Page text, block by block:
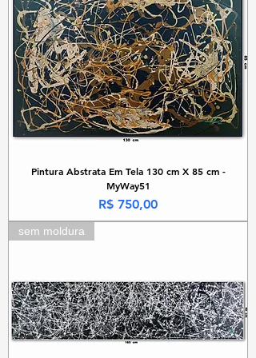
Pintura Abstrata Em Tela 130 cm X 85 cm -
MyWay51
Preço
R$ 750,00
sem moldura